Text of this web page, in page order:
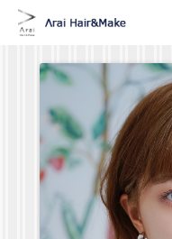
HOME
CONCEPT
GALLERY
MAKE/ESTE
ITEM